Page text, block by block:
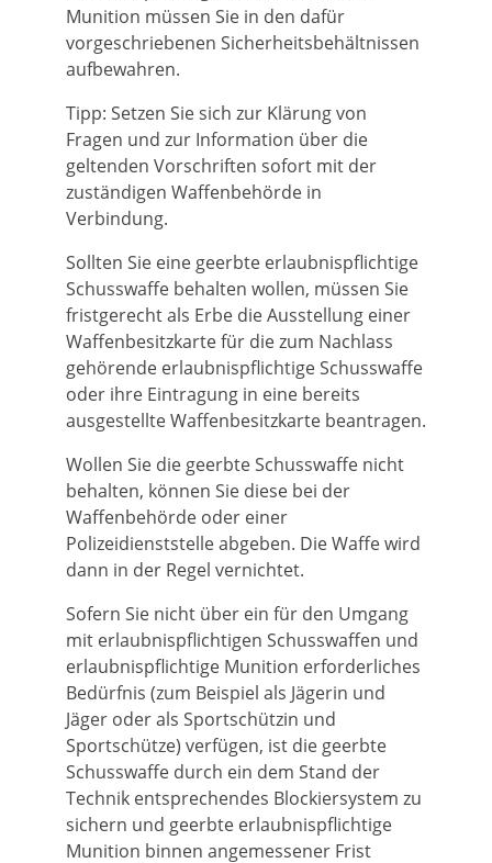
Munition müssen Sie in den dafür
vorgeschriebenen Sicherheitsbehältnissen
aufbewahren.
Tipp: Setzen Sie sich zur Klärung von
Fragen und zur Information über die
geltenden Vorschriften sofort mit der
zuständigen Waffenbehörde in
Verbindung.
Sollten Sie eine geerbte erlaubnispflichtige
Schusswaffe behalten wollen, müssen Sie
fristgerecht als Erbe die Ausstellung einer
Waffenbesitzkarte für die zum Nachlass
gehörende erlaubnispflichtige Schusswaffe
oder ihre Eintragung in eine bereits
ausgestellte Waffenbesitzkarte beantragen.
Wollen Sie die geerbte Schusswaffe nicht
behalten, können Sie diese bei der
Waffenbehörde oder einer
Polizeidienststelle abgeben. Die Waffe wird
dann in der Regel vernichtet.
Sofern Sie nicht über ein für den Umgang
mit erlaubnispflichtigen Schusswaffen und
erlaubnispflichtige Munition erforderliches
Bedürfnis (zum Beispiel als Jägerin und
Jäger oder als Sportschützin und
Sportschütze) verfügen, ist die geerbte
Schusswaffe durch ein dem Stand der
Technik entsprechendes Blockiersystem zu
sichern und geerbte erlaubnispflichtige
Munition binnen angemessener Frist